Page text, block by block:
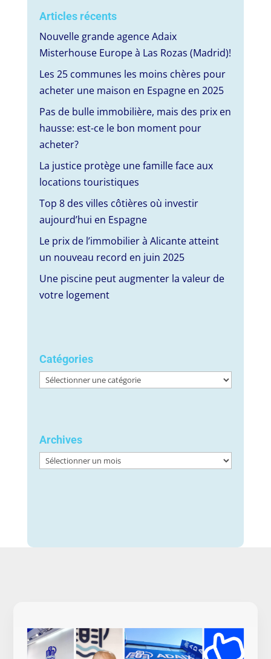
Articles récents
Nouvelle grande agence Adaix
Misterhouse Europe à Las Rozas (Madrid)!
Les 25 communes les moins chères pour
acheter une maison en Espagne en 2025
Pas de bulle immobilière, mais des prix en
hausse: est-ce le bon moment pour
acheter?
La justice protège une famille face aux
locations touristiques
Top 8 des villes côtières où investir
aujourd’hui en Espagne
Le prix de l’immobilier à Alicante atteint
un nouveau record en juin 2025
Une piscine peut augmenter la valeur de
votre logement
Catégories
Catégories
Archives
Archives